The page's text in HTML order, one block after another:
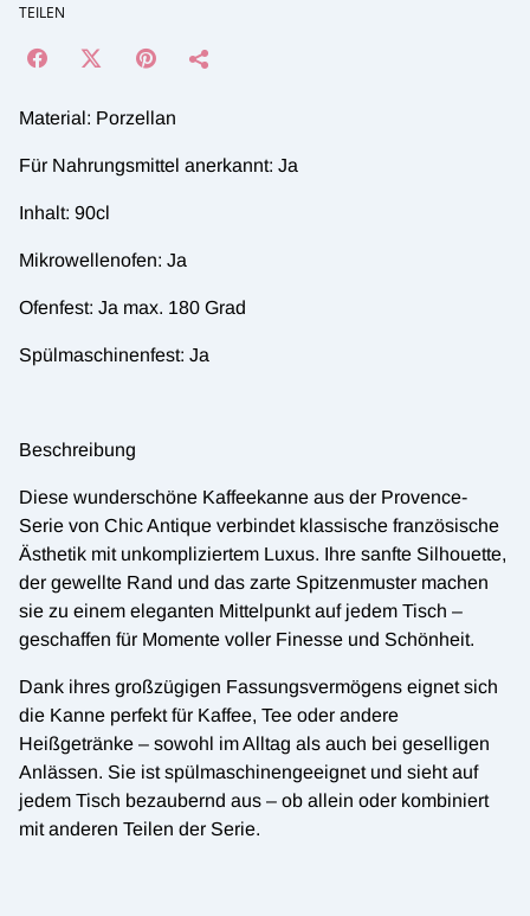
TEILEN
Material: Porzellan
Für Nahrungsmittel anerkannt: Ja
Inhalt: 90cl
Mikrowellenofen: Ja
Ofenfest: Ja max. 180 Grad
Spülmaschinenfest: Ja
Beschreibung
Diese wunderschöne Kaffeekanne aus der Provence-
Serie von Chic Antique verbindet klassische französische
Ästhetik mit unkompliziertem Luxus. Ihre sanfte Silhouette,
der gewellte Rand und das zarte Spitzenmuster machen
sie zu einem eleganten Mittelpunkt auf jedem Tisch –
geschaffen für Momente voller Finesse und Schönheit.
Dank ihres großzügigen Fassungsvermögens eignet sich
die Kanne perfekt für Kaffee, Tee oder andere
Heißgetränke – sowohl im Alltag als auch bei geselligen
Anlässen. Sie ist spülmaschinengeeignet und sieht auf
jedem Tisch bezaubernd aus – ob allein oder kombiniert
mit anderen Teilen der Serie.